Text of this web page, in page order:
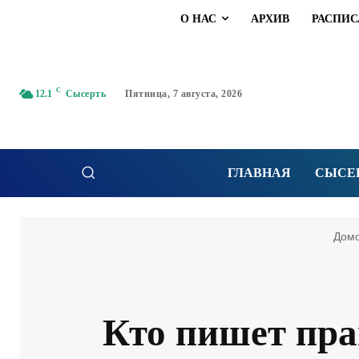
О НАС АРХИВ
12.1 C Сысерть Пятница, 7 августа, 2026
ГЛАВНАЯ
Кто пишет